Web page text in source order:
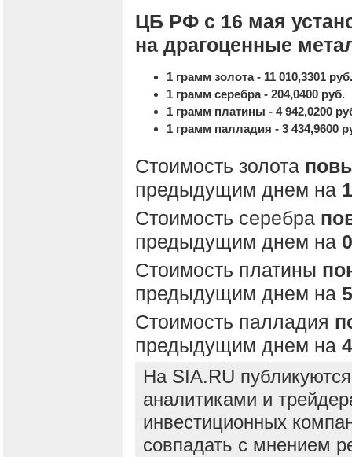
ЦБ РФ с 16 мая
на драгоценные
1 грамм золота - 11 010,3301 руб.
1 грамм серебра - 204,0400 руб.
1 грамм платины - 4 942,0200
1 грамм палладия - 3 434,9600
Стоимость золота
предыдущим днем на
Стоимость серебра
предыдущим днем на
Стоимость платины
предыдущим днем на
Стоимость палладия
предыдущим днем на
На SIA.RU
аналитиками и
инвестиционных
совпадать с мнением